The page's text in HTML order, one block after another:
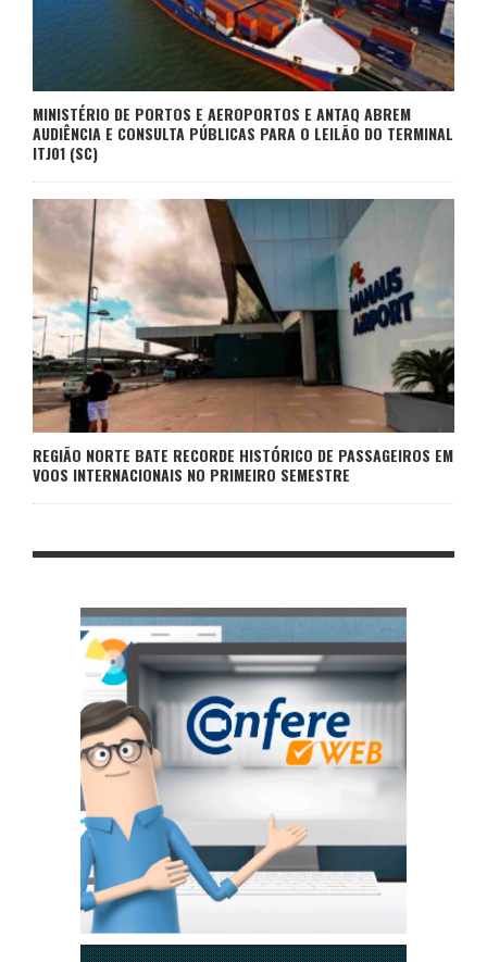
MINISTÉRIO DE PORTOS E AEROPORTOS E ANTAQ ABREM
AUDIÊNCIA E CONSULTA PÚBLICAS PARA O LEILÃO DO TERMINAL
ITJ01 (SC)
REGIÃO NORTE BATE RECORDE HISTÓRICO DE PASSAGEIROS EM
VOOS INTERNACIONAIS NO PRIMEIRO SEMESTRE